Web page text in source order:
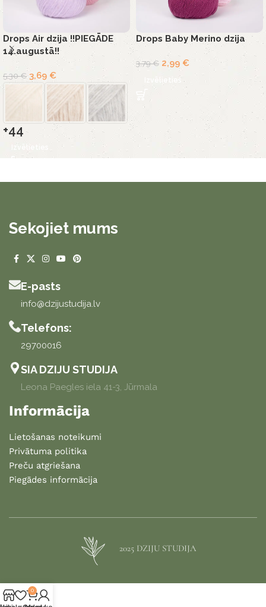
Drops Air dzija !!PIEGĀDE
14.augustā!!
5,30€ 3,69 €
+44
Izvēlieties
Drops Baby Merino dzija
3,79€ 2,99 €
Izvēlieties
Sekojiet mums
E-pasts
info@dzijustudija.lv
Telefons:
29700016
SIA DZIJU STUDIJA
Leona Paegles iela 41-3, Jūrmala
Informācija
Lietošanas noteikumi
Privātuma politika
Preču atgriešana
Piegādes informācija
2025 DZIJU STUDIJA
0